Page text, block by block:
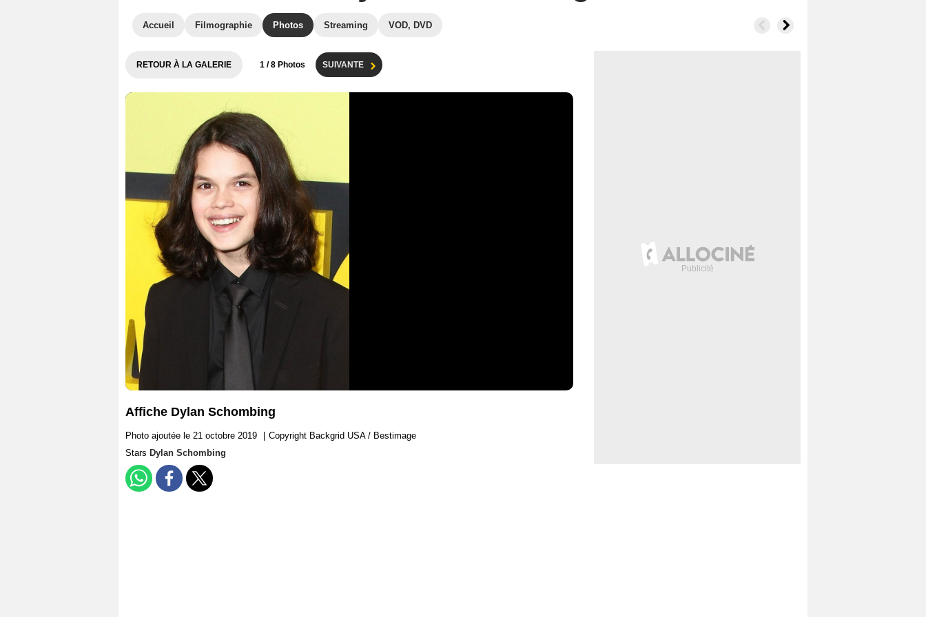
Accueil Filmographie Photos Streaming VOD, DVD
RETOUR À LA GALERIE 1 / 8 Photos SUIVANTE
Affiche Dylan Schombing
Photo ajoutée le 21 octobre 2019
Copyright Backgrid USA / Bestimage
Stars Dylan Schombing